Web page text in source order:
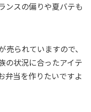
ンスの偏りや夏バテも
られていますので、
の状況に合ったアイテ
弁当を作りたいですよ